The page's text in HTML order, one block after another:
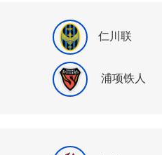
仁川联
浦项铁人